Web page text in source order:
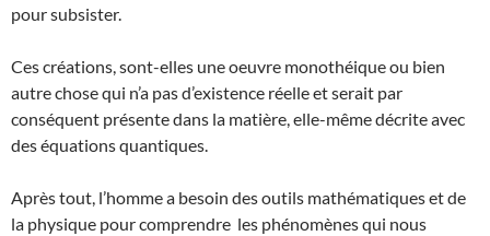
pour subsister.
Ces créations, sont-elles une oeuvre monothéique ou bien
autre chose qui n’a pas d’existence réelle et serait par
conséquent présente dans la matière, elle-même décrite avec
des équations quantiques.
Après tout, l’homme a besoin des outils mathématiques et de
la physique pour comprendre les phénomènes qui nous